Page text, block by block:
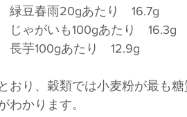
あたり　16.7g
あたり　16.3g
たり　12.9g
おり、穀類では小麦粉が最も
わかります。